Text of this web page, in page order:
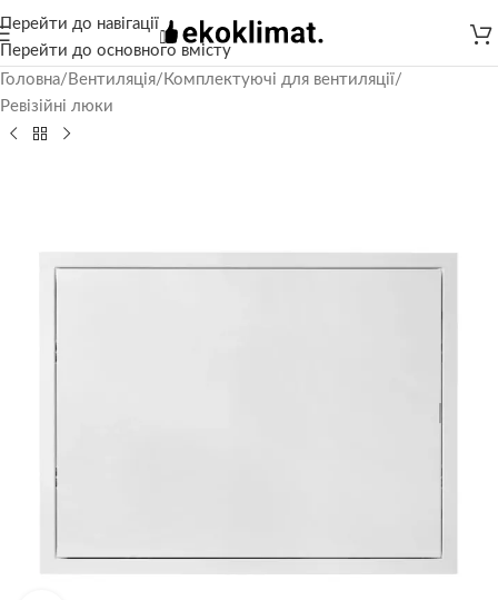
Перейти до навігації
Перейти до основного вмісту
Головна/ Вентиляція/ Комплектуючі для вентиляції/
Ревізійні люки